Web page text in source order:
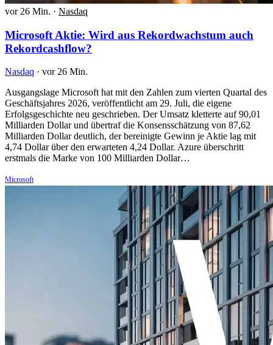
vor 26 Min. · Nasdaq
Microsoft Aktie: Wird aus Rekordwachstum auch
Rekordcashflow?
Nasdaq · vor 26 Min.
Ausgangslage Microsoft hat mit den Zahlen zum vierten Quartal des
Geschäftsjahres 2026, veröffentlicht am 29. Juli, die eigene
Erfolgsgeschichte neu geschrieben. Der Umsatz kletterte auf 90,01
Milliarden Dollar und übertraf die Konsensschätzung von 87,62
Milliarden Dollar deutlich, der bereinigte Gewinn je Aktie lag mit
4,74 Dollar über den erwarteten 4,24 Dollar. Azure überschritt
erstmals die Marke von 100 Milliarden Dollar…
Microsoft